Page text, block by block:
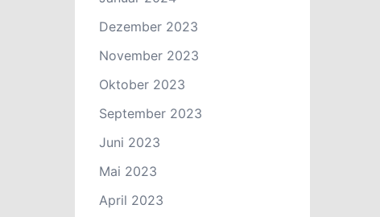
Dezember 2023
November 2023
Oktober 2023
September 2023
Juni 2023
Mai 2023
April 2023